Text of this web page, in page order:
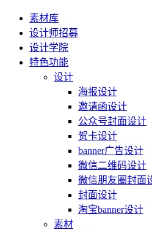
素材库
设计师招募
设计学院
特色功能
设计
海报设计
邀请函设计
公众号封面设计
贺卡设计
banner广告设计
微信二维码设计
微信朋友圈封面
封面设计
淘宝banner设计
素材